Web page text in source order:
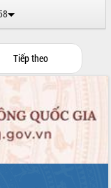
Tiếp theo